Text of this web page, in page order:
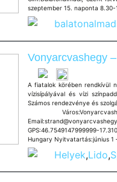
szeptember 15. naponta 8.30-
Vonyarcvashegy
A fiatalok körében rendkívül
vízisípályával és vízi
Számos rendezvénye és
GPS:46.7549147999999-
Hungary Nyitvatartás:június 1
Helyek,Lido,